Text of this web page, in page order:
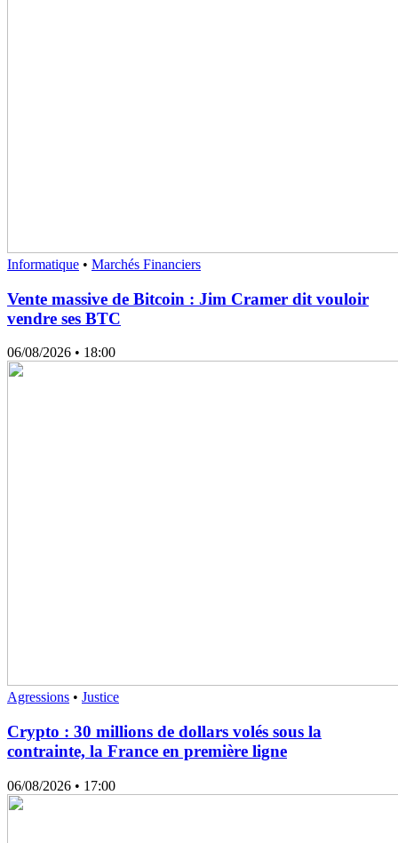
Informatique • Marchés Financiers
Vente massive de Bitcoin : Jim Cramer dit vouloir
vendre ses BTC
06/08/2026 • 18:00
Agressions • Justice
Crypto : 30 millions de dollars volés sous la
contrainte, la France en première ligne
06/08/2026 • 17:00